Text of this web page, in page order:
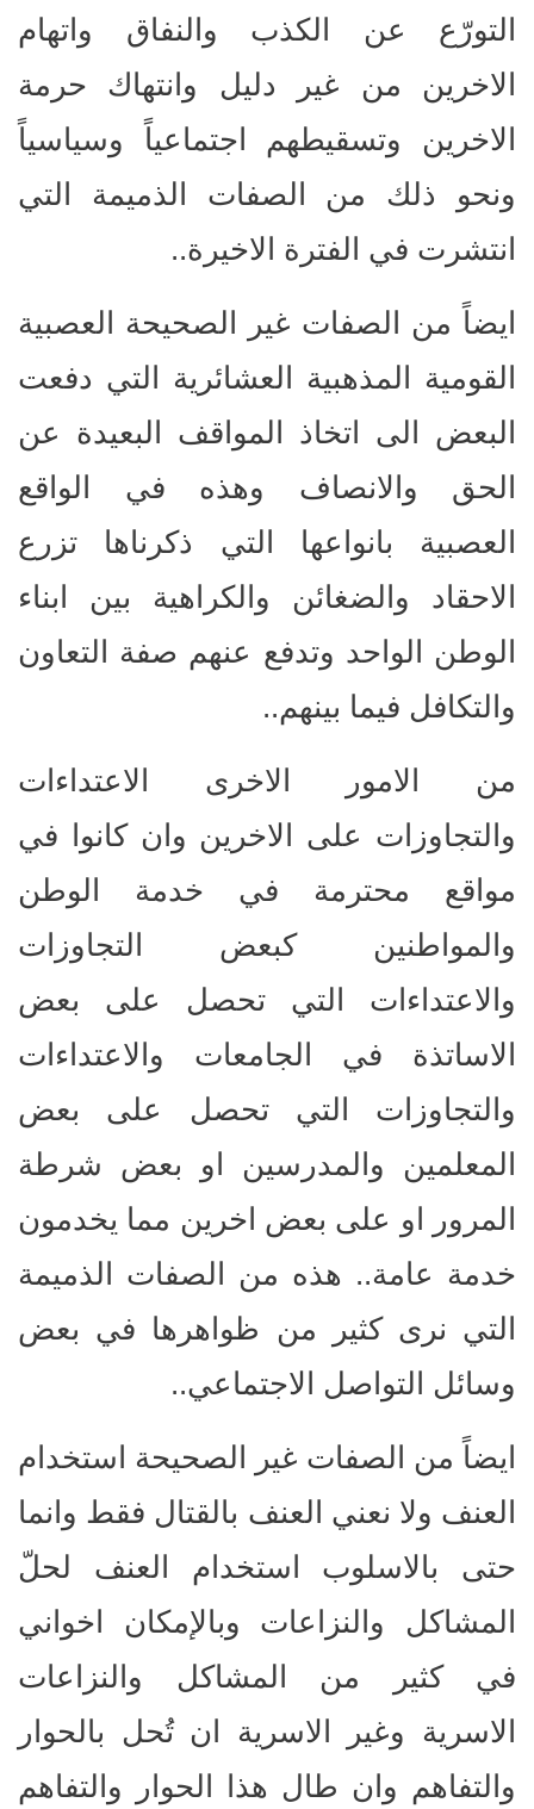
التورّع عن الكذب والنفاق واتهام
الاخرين من غير دليل وانتهاك حرمة
الاخرين وتسقيطهم اجتماعياً وسياسياً
ونحو ذلك من الصفات الذميمة التي
انتشرت في الفترة الاخيرة..
ايضاً من الصفات غير الصحيحة العصبية
القومية المذهبية العشائرية التي دفعت
البعض الى اتخاذ المواقف البعيدة عن
الحق والانصاف وهذه في الواقع
العصبية بانواعها التي ذكرناها تزرع
الاحقاد والضغائن والكراهية بين ابناء
الوطن الواحد وتدفع عنهم صفة التعاون
والتكافل فيما بينهم..
من الامور الاخرى الاعتداءات
والتجاوزات على الاخرين وان كانوا في
مواقع محترمة في خدمة الوطن
والمواطنين كبعض التجاوزات
والاعتداءات التي تحصل على بعض
الاساتذة في الجامعات والاعتداءات
والتجاوزات التي تحصل على بعض
المعلمين والمدرسين او بعض شرطة
المرور او على بعض اخرين مما يخدمون
خدمة عامة.. هذه من الصفات الذميمة
التي نرى كثير من ظواهرها في بعض
وسائل التواصل الاجتماعي..
ايضاً من الصفات غير الصحيحة استخدام
العنف ولا نعني العنف بالقتال فقط وانما
حتى بالاسلوب استخدام العنف لحلّ
المشاكل والنزاعات وبالإمكان اخواني
في كثير من المشاكل والنزاعات
الاسرية وغير الاسرية ان تُحل بالحوار
والتفاهم وان طال هذا الحوار والتفاهم